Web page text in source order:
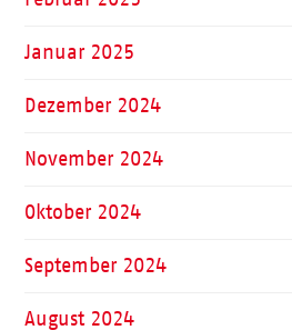
Januar 2025
Dezember 2024
November 2024
Oktober 2024
September 2024
August 2024